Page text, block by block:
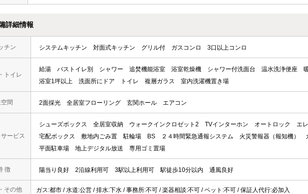
詳細情報
チン システムキッチン 対面式キッチン グリル付 ガスコンロ 3口以上コンロ
トイレ
給湯 バストイレ別 シャワー 追焚機能浴室 浴室乾燥機 シャワー付洗面台 温水洗浄便座
浴室1坪以上
洗面所にドア トイレ 複層ガラス 室内洗濯機置き場
間 2面採光 全居室フローリング 玄関ホール エアコン
ービス
シューズボックス 全居室収納 ウォークインクロゼット2 TVインターホン オートロック
エ
宅配ボックス
敷地内ごみ置 駐輪場 BS ２４時間緊急通報システム 火災警報器（報知機）
平面駐車場
地上デジタル放送 専用ゴミ置場
徴 陽当り良好 2沿線利用可 3駅以上利用可 駅徒歩10分以内 通風良好
その他 ガス:都市 / 水道:公営 / 排水:下水 / 事務所:不可 / 楽器相談:不可 / ペット:不可 / 保証人代行:必加入